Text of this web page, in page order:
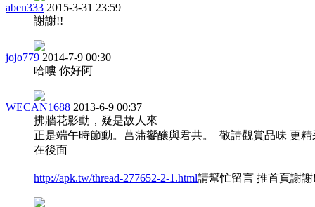
aben333 2015-3-31 23:59
謝謝!!
jojo779 2014-7-9 00:30
哈嘍 你好阿
WECAN1688 2013-6-9 00:37
拂牆花影動，疑是故人來
正是端午時節動。菖蒲饗釀與君共。 敬請觀賞品味 更精
在後面
http://apk.tw/thread-277652-2-1.html請幫忙留言 推首頁謝